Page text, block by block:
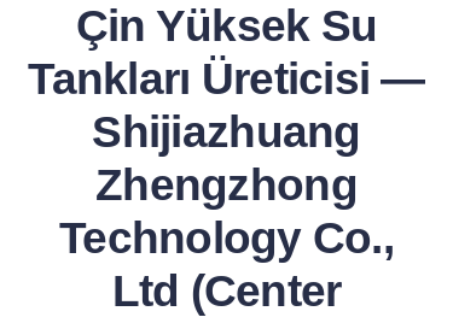
Çin Yüksek Su
Tankları Üreticisi —
Shijiazhuang
Zhengzhong
Technology Co.,
Ltd (Center
Proje Örneği
Teklif İsteyin
Haberler
Temas etmek